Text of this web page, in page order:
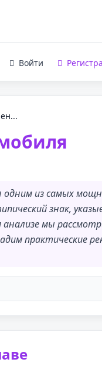
Войти
из самых
знак,
мы
практические